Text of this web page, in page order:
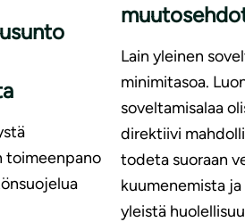
toimeenpano
Lain yleinen
minimitasoa.
soveltamisalaa
direktiivi
todeta suoraan
kuumenemista
yleistä